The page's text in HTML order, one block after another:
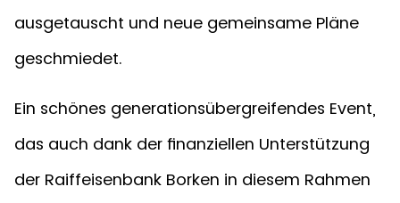
ausgetauscht und neue gemeinsame Pläne
geschmiedet.
Ein schönes generationsübergreifendes Event,
das auch dank der finanziellen Unterstützung
der Raiffeisenbank Borken in diesem Rahmen